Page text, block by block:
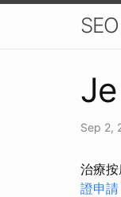
Sep 2,
治療
證申請